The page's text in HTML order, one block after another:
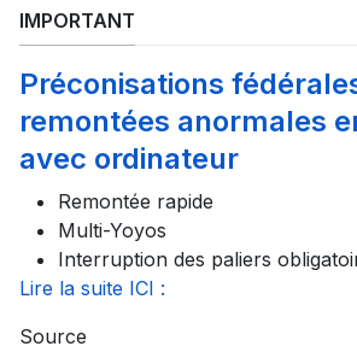
IMPORTANT
Préconisations
remontées anormales
avec ordinateur
Remontée rapide
Multi-Yoyos
Interruption des paliers
Lire la suite ICI :
Source